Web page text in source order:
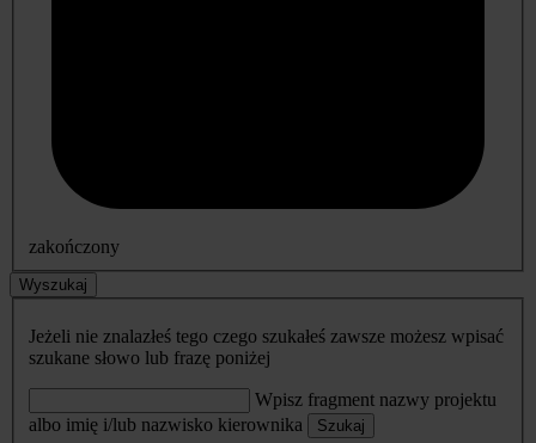
zakończony
Wyszukaj
Jeżeli nie znalazłeś tego czego szukałeś zawsze możesz wpisać
szukane słowo lub frazę poniżej
Wpisz fragment nazwy projektu
albo imię i/lub nazwisko kierownika
Szukaj